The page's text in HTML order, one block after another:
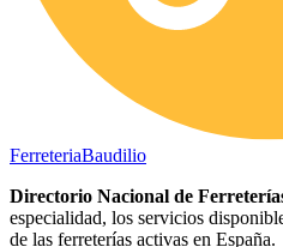
FerreteriaBaudilio
Directorio Nacional de
especialidad, los servicios
de las ferreterías activas en España.